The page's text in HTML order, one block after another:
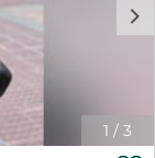
1 / 3
d